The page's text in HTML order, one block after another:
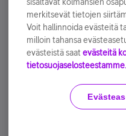
Käyttöehdot
merkitsevät tietojen
Voit hallinnoida evästeitä
milloin tahansa
evästeistä saat evästeitä
tietosuojaselosteestamme.